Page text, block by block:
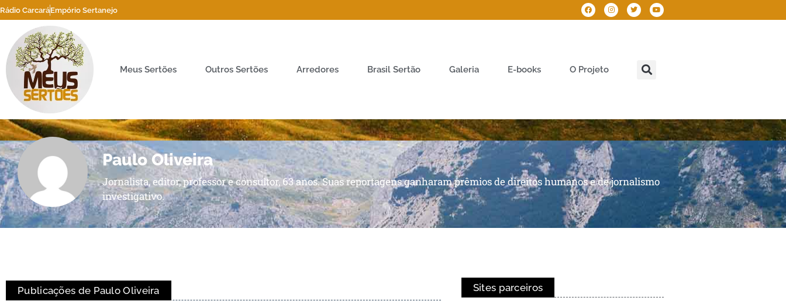
Rádio CarcaráEmpório Sertanejo
Meus Sertões Outros Sertões Arredores Brasil Sertão Galeria E-books O Projeto
Paulo Oliveira
Jornalista, editor, professor e consultor, 63 anos. Suas reportagens ganharam prêmios de direitos humanos e de jornalismo
investigativo.
Publicações de Paulo Oliveira Sites parceiros